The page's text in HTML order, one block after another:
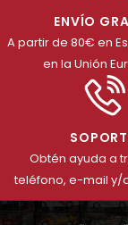
ENVÍO
A partir de 80€ en
en la Unión
Obtén ayuda a
teléfono, e-mail y/